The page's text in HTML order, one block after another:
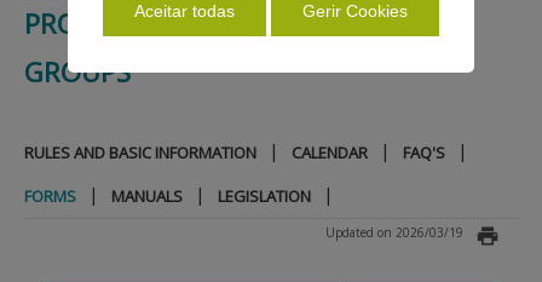
INFORMATIONS
STATISTICS
PRODUCER ORGANIZATIONS AND
GROUPS
RULES AND BASIC INFORMATION | CALENDAR | FAQ'S |
FORMS | MANUALS | LEGISLATION |
Updated on 2026/03/19
Aceitar todas Gerir Cookies